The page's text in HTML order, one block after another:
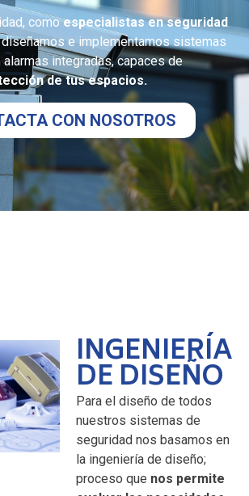
comoespecialistas en seguridad
diseñamos e implementamos sistemas
integradas, capaces de
de tus espacios.
CON NOSOTROS
INGENIERÍA
DE DISEÑO
Para el diseño de todos
nuestros sistemas de
seguridad nos basamos en
la ingeniería de diseño;
proceso que nos permite